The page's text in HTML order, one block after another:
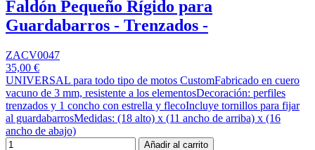
Faldón Pequeño Rígido para
Guardabarros - Trenzados -
ZACV0047
35,00 €
UNIVERSAL para todo tipo de motos CustomFabricado en cuero
vacuno de 3 mm, resistente a los elementosDecoración: perfiles
trenzados y 1 concho con estrella y flecoIncluye tornillos para fijar
al guardabarrosMedidas: (18 alto) x (11 ancho de arriba) x (16
ancho de abajo)
Añadir al carrito